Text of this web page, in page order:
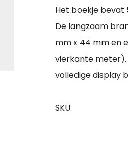
Het boekje bevat
De langzaam
mm x 44 mm en
vierkante meter).
volledige display
SKU: